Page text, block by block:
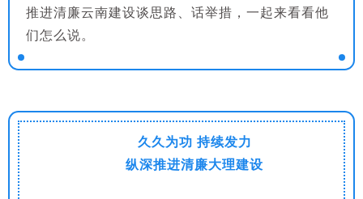
推进清廉云南建设谈思路、话举措，一起来看看他
们怎么说。
久久为功 持续发力
纵深推进清廉大理建设